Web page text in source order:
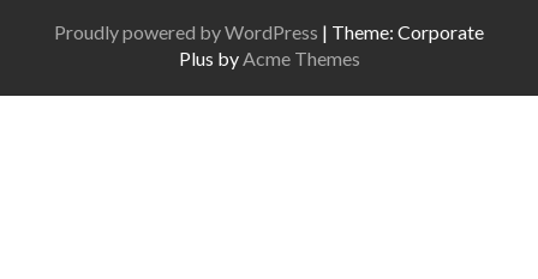
Proudly powered by WordPress | Theme: Corporate
Plus byAcme Themes